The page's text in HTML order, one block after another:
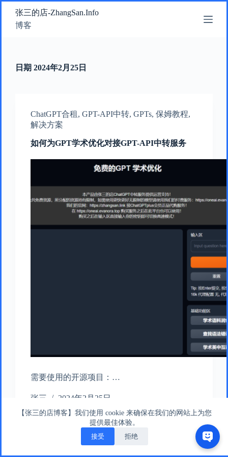
跳
过
内
【张三的店博客】我们使用 cookie 来确保在我们的网站上为您
提供最佳体验。
接受 拒绝
张三的店-ZhangSan.Info
博客
日期 2024年2月25日
ChatGPT合租 , GPT-API中转, GPTs, 保姆教程,
解决方案
如何为GPT学术优化对接GPT-API中转服务
需要使用的开源项目：…
张三 2024年2月25日